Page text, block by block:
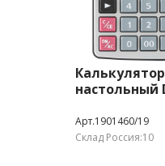
Калькулятор
настольный
Арт.1901460/19
Склад Россия:10